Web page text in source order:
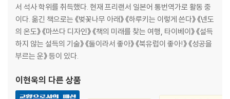
약으로 혈당이 너무 많이 내려가면 알츠하이머 위험률이 올라갑니다
혈당치를 내리는 데는 ‘약보다 운동’이 더 좋습니다
내 상태가 좋다고 느껴지면 스스로 약을 줄입니다
지금의 즐거움을 버리면서까지 치료하지 마세요
고령자일수록 과다 처방에 노출됩니다
골다공증 약을 먹고 식욕이 없어지면 오히려 뼈가 약해집니다
서 석사 학위를 취득했다. 현재 프리랜서 일본어 통번역가로 활동 중
이다. 옮긴 책으로는 《벚꽃나무 아래》 《하루키는 이렇게 쓴다》 《넨도
의 온도》 《마쓰다 디자인》 《책의 미래를 찾는 여행, 타이베이》 《설득
하지 않는 설득의 기술》 《둘이라서 좋아》 《북유럽이 좋아!》 《성공을
부르는 운》 등이 있다.
이현욱의 다른 상품